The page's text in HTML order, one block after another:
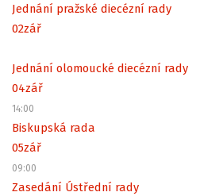
Jednání pražské diecézní rady
02zář
Jednání olomoucké diecézní rady
04zář
14:00
Biskupská rada
05zář
09:00
Zasedání Ústřední rady